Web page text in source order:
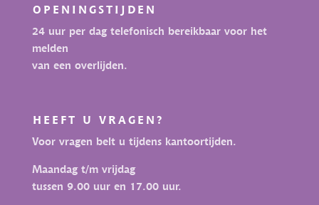
OPENINGSTIJDEN
24 uur per dag telefonisch bereikbaar voor het
melden
van een overlijden.
HEEFT U VRAGEN?
Voor vragen belt u tijdens kantoortijden.
Maandag t/m vrijdag
tussen 9.00 uur en 17.00 uur.